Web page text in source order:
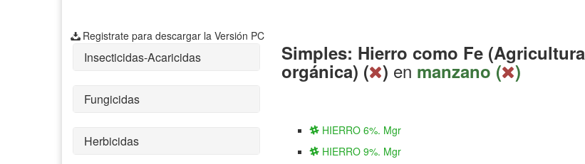
Registrate para descargar la Versión PC
Insecticidas-Acaricidas
Fungicidas
Herbicidas
Simples: Hierro como Fe (Agricultura
orgánica) ( ) en manzano ( )
HIERRO 6%. Mgr
HIERRO 9%. Mgr